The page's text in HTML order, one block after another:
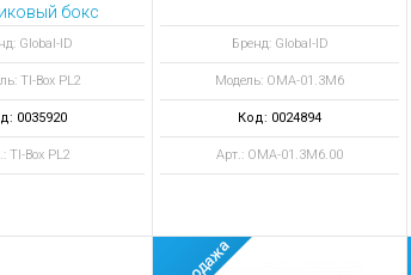
бокс
Global-ID
TI-Box PL2
0035920
TI-Box PL2
Бренд: Global-ID
Модель: ОМА-01.3М6
Код: 0024894
Арт.: ОМА-01.3М6.00